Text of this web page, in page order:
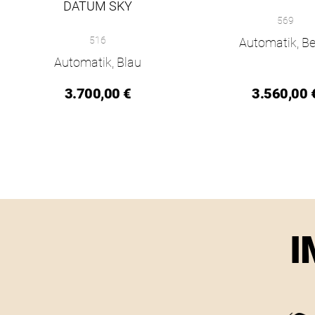
DATUM SKY
NOMOS Glashütte Ahoi neomatik 38 Datum sky, Ref: 516,
516
Automatik, Blau
3.700,00 €
NOMOS Glashütte
569
Automatik,
3.560,00